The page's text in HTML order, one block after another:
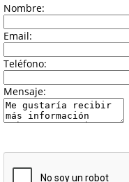
Nombre:
Email:
Teléfono:
Mensaje: